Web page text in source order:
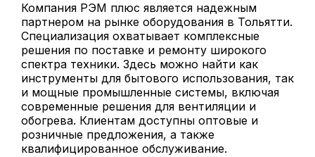
Компания РЭМ плюс является надежным
партнером на рынке оборудования в Тольятти.
Специализация охватывает комплексные
решения по поставке и ремонту широкого
спектра техники. Здесь можно найти как
инструменты для бытового использования, так
и мощные промышленные системы, включая
современные решения для вентиляции и
обогрева. Клиентам доступны оптовые и
розничные предложения, а также
квалифицированное обслуживание.